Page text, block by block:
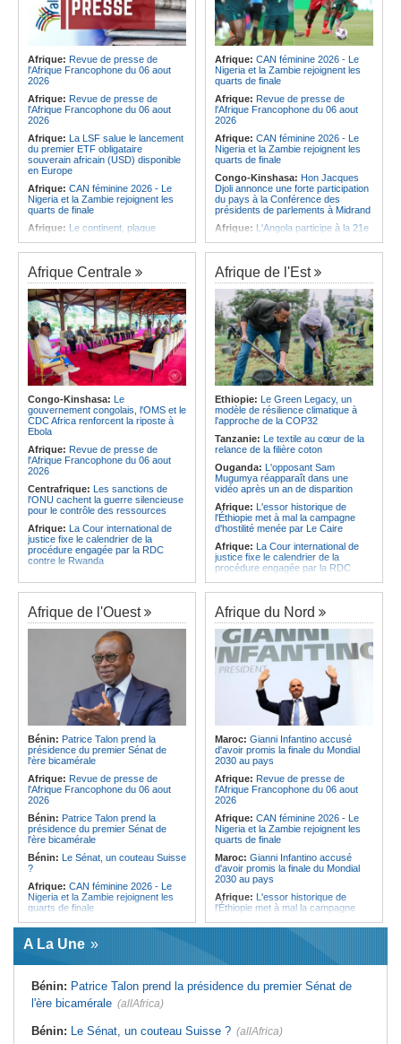
Afrique: Revue de presse de
l'Afrique Francophone du 06 aout
2026
Afrique: Revue de presse de
l'Afrique Francophone du 06 aout
2026
Afrique: La LSF salue le lancement
du premier ETF obligataire
souverain africain (USD) disponible
en Europe
Afrique: CAN féminine 2026 - Le
Nigeria et la Zambie rejoignent les
quarts de finale
Afrique: Le continent, plaque
Afrique:Pourquoi l'avenir du textile
africain est bien plus prometteur que
ne le laissent penser les chiffres
Afrique:L'essor historique de
l'Éthiopie met à mal la campagne
d'hostilité menée par Le Caire
Afrique:La Cour international de
justice fixe le calendrier de la
procédure engagée par la RDC
contre le Rwanda
Afrique:Ligue des Champions de la
CAF - L'Espérance exemptée au
premier tour, le Club Africain hérite
du Djoliba AC
Afrique: Un consortium européen
développe un modèle de production
novateur pour les ingrédients
opportunité pour le pays
Afrique: CAN féminine 2026 - Le
Nigeria et la Zambie rejoignent les
quarts de finale
Afrique: Revue de presse de
l'Afrique Francophone du 06 aout
2026
Afrique: CAN féminine 2026 - Le
Nigeria et la Zambie rejoignent les
quarts de finale
Congo-Kinshasa: Hon Jacques
Djoli annonce une forte participation
du pays à la Conférence des
présidents de parlements à Midrand
Afrique: L'Angola participe à la 21e
Afrique:CAN féminine - La Côte
d'Ivoire affrontera l'Algérie et le
Maroc fera face à l'Afrique du Sud
en quarts
Afrique: Revue de presse de
l'Afrique francophone du 05 août
2026
Afrique:L'Angola et l'UA préparent
le sommet sur la prévention et la
résolution des conflits
Angola:Le paiement échelonné
des services touristiques démarre
ce jeudi
Angola:Jiu-jitsu - Le pays
décroche une troisième médaille à
Afrique Centrale
Congo-Kinshasa: Le
gouvernement congolais, l'OMS et le
CDC Africa renforcent la riposte à
Ebola
Afrique: Revue de presse de
l'Afrique Francophone du 06 aout
2026
Centrafrique: Les sanctions de
l'ONU cachent la guerre silencieuse
pour le contrôle des ressources
Afrique: La Cour international de
justice fixe le calendrier de la
procédure engagée par la RDC
contre le Rwanda
Congo-Kinshasa:Plan stratégique
triennal 2026-2028 - L'IGF place la
digitalisation au coeur des réformes
Congo-Kinshasa:RDC - Félix
Tshisekedi place le CEFOCK au
coeur de bataille de l'appropriation
du Génocost !
Congo-Kinshasa: Matadi - Le
Kongo Central lance la campagne
de sensibilisation au deuxième
Recensement général de la
population et de l'habitat
Congo-Kinshasa: Le VPM Shabani
remet aux organisations politiques la
directive ministérielle de l'année
politique 2026
Congo-Kinshasa:Gratien de
Saint-Nicolas Iracan - « Je ne
soutiendrai jamais un dialogue
destiné au partage du pouvoir ou à
la légitimation des groupes armés »
Afrique de l'Est
Ethiopie: Le Green Legacy, un
modèle de résilience climatique à
l'approche de la COP32
Tanzanie: Le textile au cœur de la
relance de la filière coton
Ouganda: L'opposant Sam
Mugumya réapparaît dans une
vidéo après un an de disparition
Afrique: L'essor historique de
l'Éthiopie met à mal la campagne
d'hostilité menée par Le Caire
Afrique: La Cour international de
justice fixe le calendrier de la
procédure engagée par la RDC
Ethiopie:Addis-Abeba - L'église
d'Afrique lance officiellement son
'cheminement' vers la grande
Assemblée de 2028
Afrique de l'Est: Le pari du régime
érythréen - Pousser le Tigray vers
une zone tampon dans le cadre
d'une nouvelle guerre par
procuration
Ethiopie:Le Premier ministre Abiy
inaugure le nouveau terminal de
l'aéroport international de Bahir Dar
Afrique:La Croix-Rouge
éthiopienne appelle à une
mobilisation accrue des ressources
locales en Afrique
Afrique de l'Est:
les moyens, entraver la coopération
équitable par tous les moyens
Afrique de l'Ouest
Bénin: Patrice Talon prend la
présidence du premier Sénat de
l'ère bicamérale
Afrique: Revue de presse de
l'Afrique Francophone du 06 aout
2026
Bénin: Patrice Talon prend la
présidence du premier Sénat de
l'ère bicamérale
Bénin: Le Sénat, un couteau Suisse
?
Afrique: CAN féminine 2026 - Le
Nigeria et la Zambie rejoignent les
quarts de finale
Afrique:Le continent, plaque
tournante des faux ordres de
virement
Mali:Achat d'un avion présidentiel -
condamnation de l'ex-ministre de
l'Économie
France la restitution du crâne de
Bokar Biro et de trois de ses
Afrique du Nord
Maroc: Gianni Infantino accusé
d'avoir promis la finale du Mondial
2030 au pays
Afrique: Revue de presse de
l'Afrique Francophone du 06 aout
2026
Afrique: CAN féminine 2026 - Le
Nigeria et la Zambie rejoignent les
quarts de finale
Maroc: Gianni Infantino accusé
d'avoir promis la finale du Mondial
2030 au pays
Afrique: L'essor historique de
l'Éthiopie met à mal la campagne
blessés dans un grave accident de
calcinée à Moknine après le
rétablissement du courant
A La Une
Bénin: Patrice Talon prend la présidence du premier Sénat de
l'ère bicamérale (allAfrica)
Bénin: Le Sénat, un couteau Suisse ? (allAfrica)